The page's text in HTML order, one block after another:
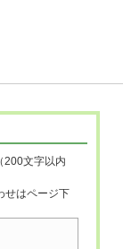
200文字以内
せはページ下